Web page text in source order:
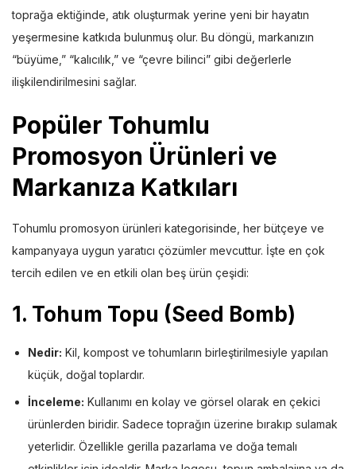
toprağa ektiğinde, atık oluşturmak yerine yeni bir hayatın
yeşermesine katkıda bulunmuş olur. Bu döngü, markanızın
“büyüme,” “kalıcılık,” ve “çevre bilinci” gibi değerlerle
ilişkilendirilmesini sağlar.
Popüler Tohumlu
Promosyon Ürünleri ve
Markanıza Katkıları
Tohumlu promosyon ürünleri kategorisinde, her bütçeye ve
kampanyaya uygun yaratıcı çözümler mevcuttur. İşte en çok
tercih edilen ve en etkili olan beş ürün çeşidi:
1. Tohum Topu (Seed Bomb)
Nedir: Kil, kompost ve tohumların birleştirilmesiyle yapılan
küçük, doğal toplardır.
İnceleme: Kullanımı en kolay ve görsel olarak en çekici
ürünlerden biridir. Sadece toprağın üzerine bırakıp sulamak
yeterlidir. Özellikle gerilla pazarlama ve doğa temalı